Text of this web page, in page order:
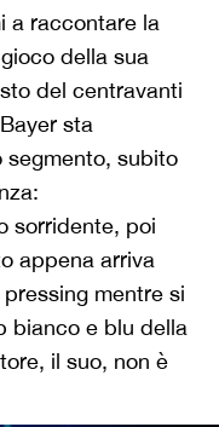
a raccontare la
della sua
del centravanti
sta
segmento, subito
sorridente, poi
appena arriva
mentre si
bianco e blu della
il suo, non è